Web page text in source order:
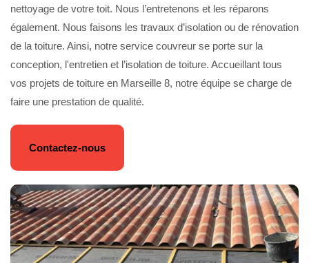
nettoyage de votre toit. Nous l’entretenons et les réparons
également. Nous faisons les travaux d’isolation ou de rénovation
de la toiture. Ainsi, notre service couvreur se porte sur la
conception, l'entretien et l’isolation de toiture. Accueillant tous
vos projets de toiture en Marseille 8, notre équipe se charge de
faire une prestation de qualité.
Contactez-nous